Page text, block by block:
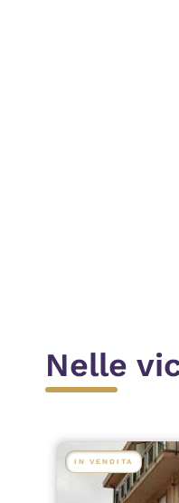
Nelle
IN VENDITA